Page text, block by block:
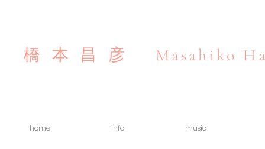
橋本昌彦 Masahiko
home info music